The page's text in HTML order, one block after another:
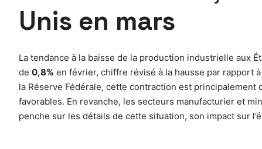
Unis en mars
La tendance à la baisse de la production industrielle aux
de 0,8% en février, chiffre révisé à la hausse par rapport
la Réserve Fédérale, cette contraction est principalement
favorables. En revanche, les secteurs manufacturier et
penche sur les détails de cette situation, son impact sur